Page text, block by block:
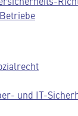
und IT-